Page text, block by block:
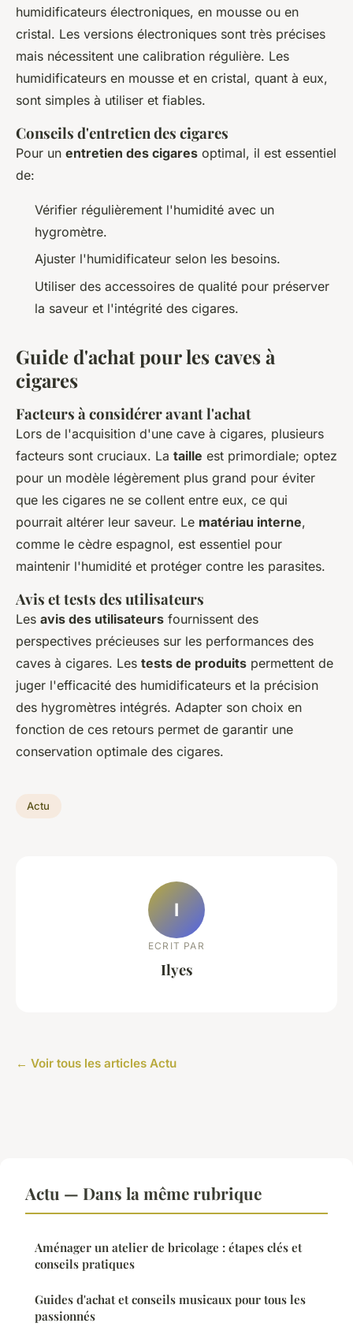
humidificateurs électroniques, en mousse ou en
cristal. Les versions électroniques sont très précises
mais nécessitent une calibration régulière. Les
humidificateurs en mousse et en cristal, quant à eux,
sont simples à utiliser et fiables.
Conseils d'entretien des cigares
Pour un entretien des cigares optimal, il est essentiel
de:
Vérifier régulièrement l'humidité avec un
hygromètre.
Ajuster l'humidificateur selon les besoins.
Utiliser des accessoires de qualité pour préserver
la saveur et l'intégrité des cigares.
Guide d'achat pour les caves à
cigares
Facteurs à considérer avant l'achat
Lors de l'acquisition d'une cave à cigares, plusieurs
facteurs sont cruciaux. La taille est primordiale; optez
pour un modèle légèrement plus grand pour éviter
que les cigares ne se collent entre eux, ce qui
pourrait altérer leur saveur. Le matériau interne,
comme le cèdre espagnol, est essentiel pour
maintenir l'humidité et protéger contre les parasites.
Avis et tests des utilisateurs
Les avis des utilisateurs fournissent des
perspectives précieuses sur les performances des
caves à cigares. Les tests de produits permettent de
juger l'efficacité des humidificateurs et la précision
des hygromètres intégrés. Adapter son choix en
fonction de ces retours permet de garantir une
conservation optimale des cigares.
Actu
I
ECRIT PAR
Ilyes
← Voir tous les articles Actu
Actu — Dans la même rubrique
Aménager un atelier de bricolage : étapes clés et
conseils pratiques
Guides d'achat et conseils musicaux pour tous les
passionnés